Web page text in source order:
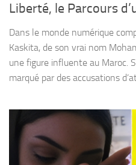
Liberté, le Parcours
Dans le monde numérique
Kaskita, de son vrai nom
une figure influente au Maroc.
marqué par des accusations